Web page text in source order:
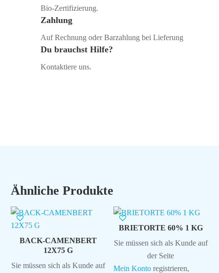
Bio‑Zertifizierung.
Zahlung
Auf Rechnung oder Barzahlung bei Lieferung
Du brauchst Hilfe?
Kontaktiere uns.
Ähnliche Produkte
BACK-CAMENBERT
12X75 G
Sie müssen sich als Kunde auf
BRIETORTE 60% 1 KG
Sie müssen sich als Kunde auf
der Seite
Mein Konto registrieren,